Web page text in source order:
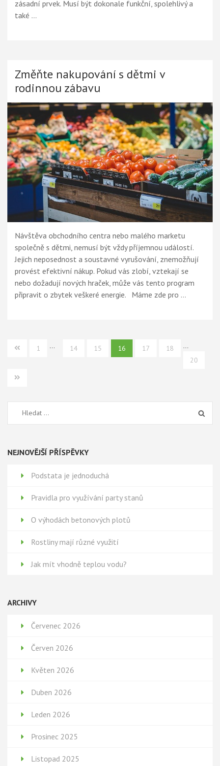
zásadní prvek. Musí být dokonale funkční, spolehlivý a
také …
Změňte nakupování s dětmi v
rodinnou zábavu
Návštěva obchodního centra nebo malého marketu
společně s dětmi, nemusí být vždy příjemnou událostí.
Jejich neposednost a soustavné vyrušování, znemožňují
provést efektivní nákup. Pokud vás zlobí, vztekají se
nebo dožadují nových hraček, může vás tento program
připravit o zbytek veškeré energie. Máme zde pro …
Stránkování
1 … 14 15 16 17 18 …
20
Vyhledávání
NEJNOVĚJŠÍ PŘÍSPĚVKY
Podstata je jednoduchá
Pravidla pro využívání party stanů
O výhodách betonových plotů
Rostliny mají různé využití
Jak mít vhodně teplou vodu?
ARCHIVY
Červenec 2026
Červen 2026
Květen 2026
Duben 2026
Leden 2026
Prosinec 2025
Listopad 2025